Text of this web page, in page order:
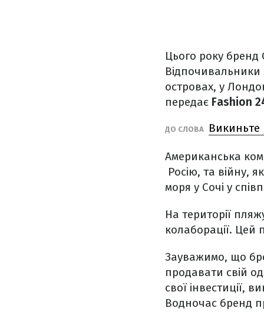
Цього року бренд
Відпочивальники
островах, у
передає Fashion
ДО СЛОВА Викиньте
Американська
Росію, та війну,
моря у Сочі у
На території
колаборації. Цей
Зауважимо, що
продавати свій
свої інвестиції,
Водночас бренд